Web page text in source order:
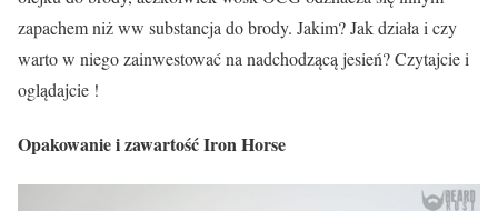
zapachem niż ww substancja do brody. Jakim? Jak działa i czy
warto w niego zainwestować na nadchodzącą jesień? Czytajcie i
oglądajcie !
Opakowanie i zawartość Iron Horse